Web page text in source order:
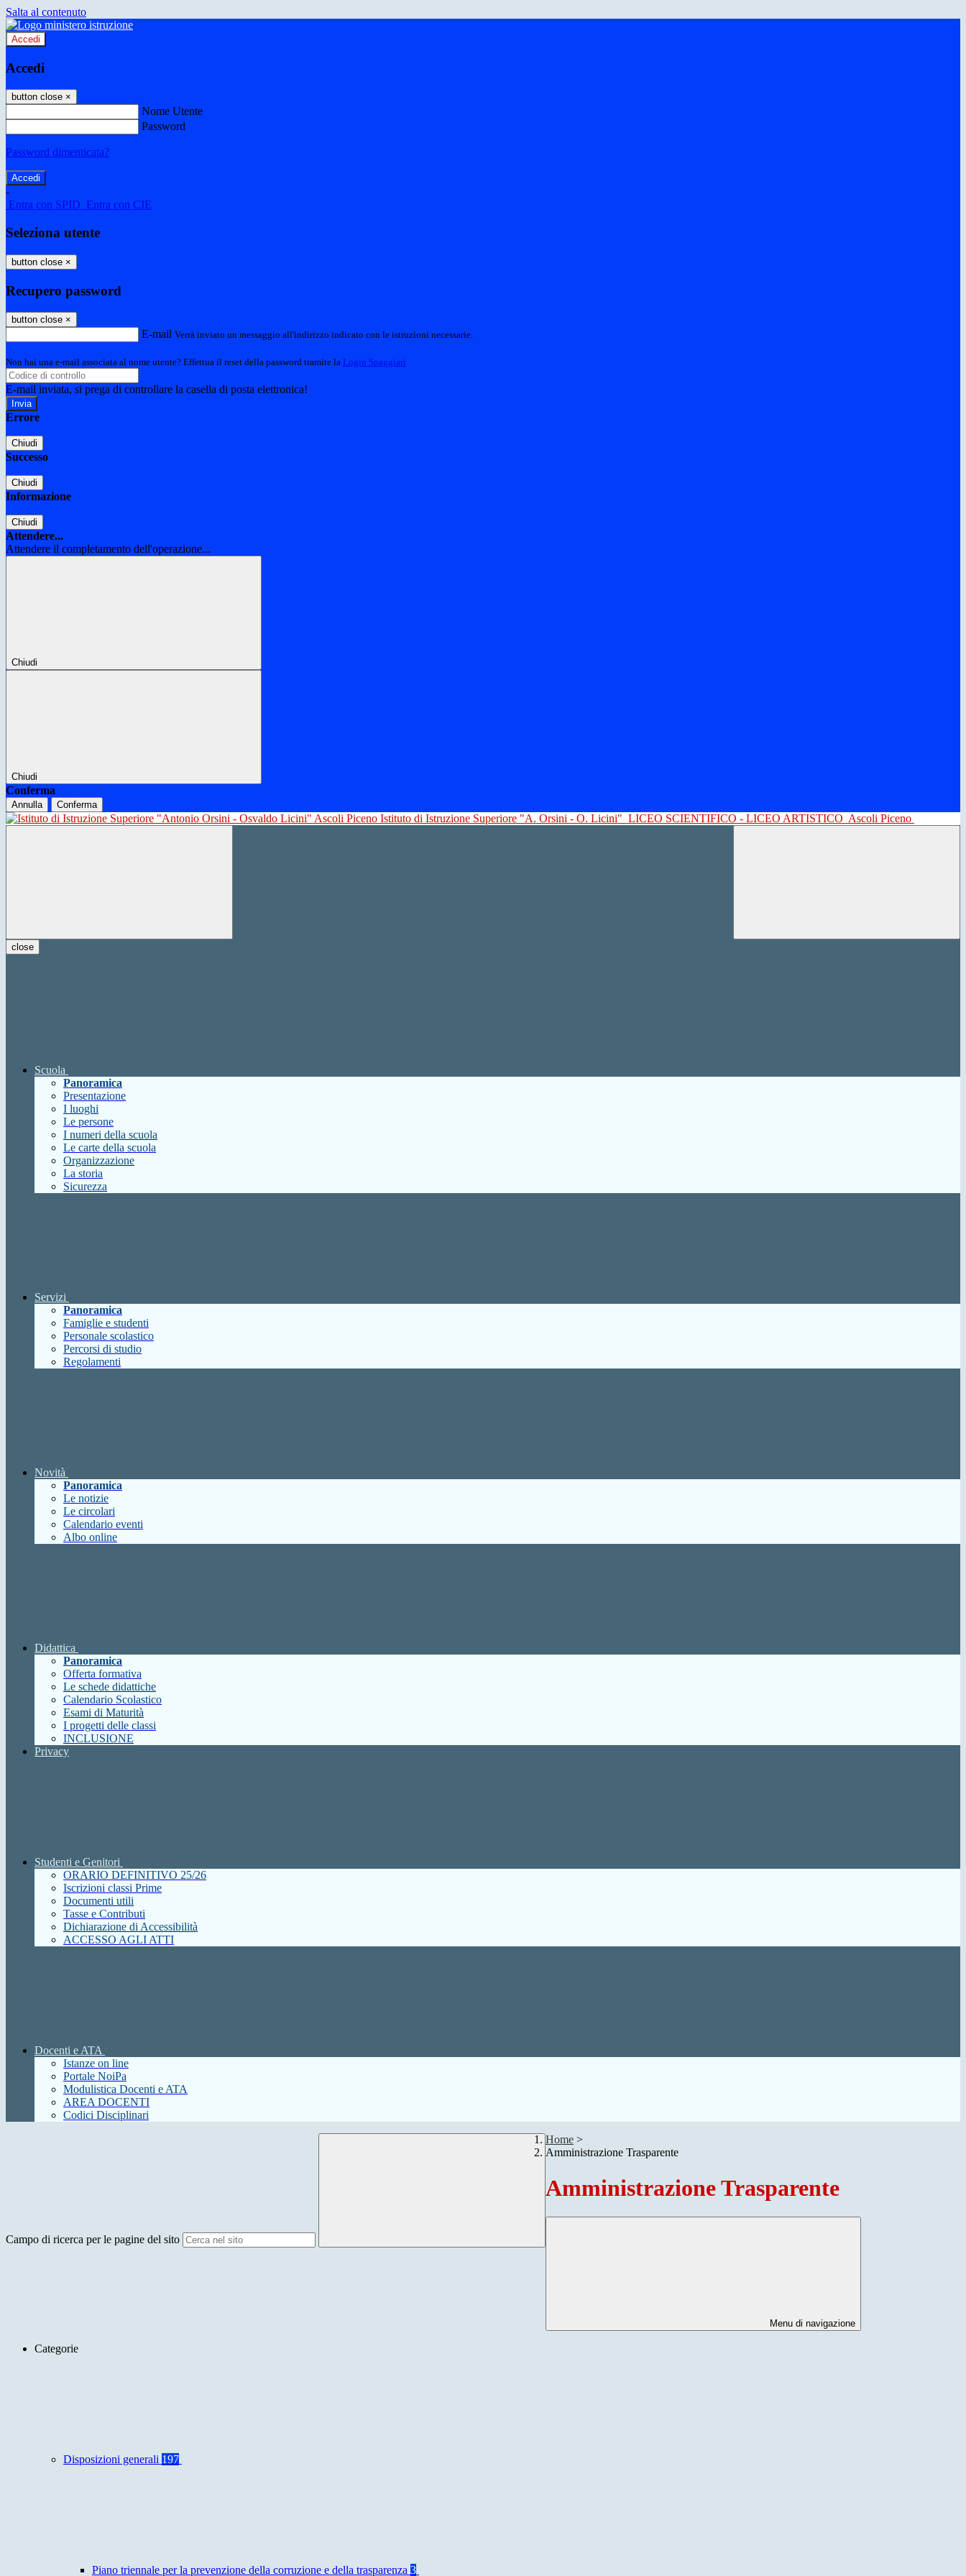
Salta al contenuto
Accedi
Accedi
button close ×
Nome Utente
Password
Password dimenticata?
-
Entra con SPID Entra con CIE
Seleziona utente
button close ×
Recupero password
button close ×
E-mail Verrà inviato un messaggio all'indirizzo indicato con le istruzioni necessarie.
Non hai una e-mail associata al nome utente? Effettua il reset della password tramite la Login Spaggiari
E-mail inviata, si prega di controllare la casella di posta elettronica!
Errore
Chiudi
Successo
Chiudi
Informazione
Chiudi
Attendere...
Attendere il completamento dell'operazione...
Chiudi
Chiudi
Conferma
Annulla Conferma
Istituto di Istruzione Superiore "A. Orsini - O. Licini" LICEO SCIENTIFICO - LICEO ARTISTICO Ascoli Piceno
close
Scuola
Panoramica
Presentazione
I luoghi
Le persone
I numeri della scuola
Le carte della scuola
Organizzazione
La storia
Sicurezza
Servizi
Panoramica
Famiglie e studenti
Personale scolastico
Percorsi di studio
Regolamenti
Novità
Panoramica
Le notizie
Le circolari
Calendario eventi
Albo online
Didattica
Panoramica
Offerta formativa
Le schede didattiche
Calendario Scolastico
Esami di Maturità
I progetti delle classi
INCLUSIONE
Privacy
Studenti e Genitori
ORARIO DEFINITIVO 25/26
Iscrizioni classi Prime
Documenti utili
Tasse e Contributi
Dichiarazione di Accessibilità
ACCESSO AGLI ATTI
Docenti e ATA
Istanze on line
Portale NoiPa
Modulistica Docenti e ATA
AREA DOCENTI
Codici Disciplinari
Campo di ricerca per le pagine del sito
Home >
Amministrazione Trasparente
Amministrazione Trasparente
Menu di navigazione
Categorie
Disposizioni generali 197
Piano triennale per la prevenzione della corruzione e della trasparenza 3